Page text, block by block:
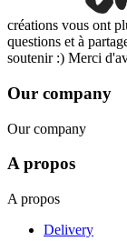
créations vous ont
questions et à
soutenir :) Merci
Our company
Our company
A propos
A propos
Delivery